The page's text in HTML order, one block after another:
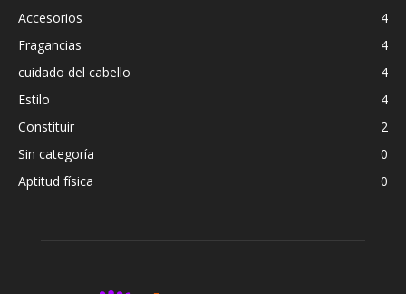
Accesorios
4
Fragancias
4
cuidado del cabello
4
Estilo
4
Constituir
2
Sin categoría
0
Aptitud física
0